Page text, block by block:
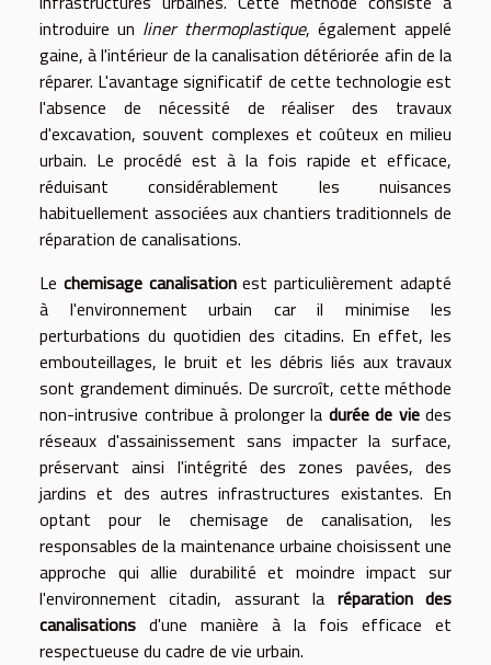
introduire un liner thermoplastique, également appelé
gaine, à l'intérieur de la canalisation détériorée afin de la
réparer. L'avantage significatif de cette technologie est
l'absence de nécessité de réaliser des travaux
d'excavation, souvent complexes et coûteux en milieu
urbain. Le procédé est à la fois rapide et efficace,
réduisant considérablement les nuisances
habituellement associées aux chantiers traditionnels de
réparation de canalisations.
Le chemisage canalisationest particulièrement adapté
à l'environnement urbain car il minimise les
perturbations du quotidien des citadins. En effet, les
embouteillages, le bruit et les débris liés aux travaux
sont grandement diminués. De surcroît, cette méthode
non-intrusive contribue à prolonger la durée de viedes
réseaux d'assainissement sans impacter la surface,
préservant ainsi l'intégrité des zones pavées, des
jardins et des autres infrastructures existantes. En
optant pour le chemisage de canalisation, les
responsables de la maintenance urbaine choisissent une
approche qui allie durabilité et moindre impact sur
l'environnement citadin, assurant la réparation des
canalisations d'une manière à la fois efficace et
respectueuse du cadre de vie urbain.